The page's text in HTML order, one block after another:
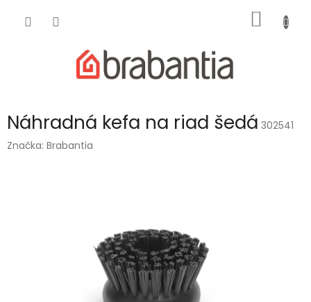
KOŠÍK
Náhradná kefa na riad šedá 302541
Značka: Brabantia